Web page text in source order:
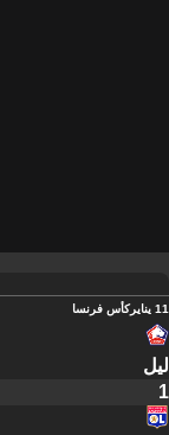
11 يناير كأس فرنسا
ليل
1